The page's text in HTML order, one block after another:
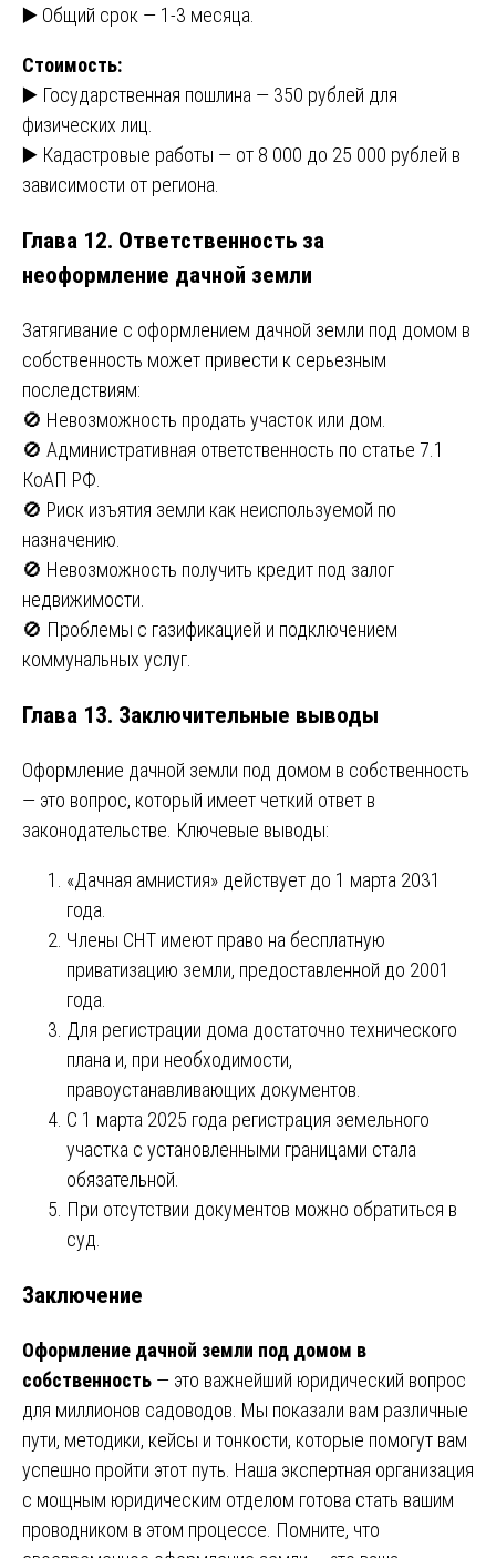
▶️ Общий срок — 1-3 месяца.
Стоимость:
▶️ Государственная пошлина — 350 рублей для
физических лиц.
▶️ Кадастровые работы — от 8 000 до 25 000 рублей в
зависимости от региона.
Глава 12. Ответственность за
неоформление дачной земли
Затягивание с оформлением дачной земли под домом в
собственность может привести к серьезным
последствиям:
🚫 Невозможность продать участок или дом.
🚫 Административная ответственность по статье 7.1
КоАП РФ.
🚫 Риск изъятия земли как неиспользуемой по
назначению.
🚫 Невозможность получить кредит под залог
недвижимости.
🚫 Проблемы с газификацией и подключением
коммунальных услуг.
Глава 13. Заключительные выводы
Оформление дачной земли под домом в собственность
— это вопрос, который имеет четкий ответ в
законодательстве. Ключевые выводы:
«Дачная амнистия» действует до 1 марта 2031
года.
Члены СНТ имеют право на бесплатную
приватизацию земли, предоставленной до 2001
года.
Для регистрации дома достаточно технического
плана и, при необходимости,
правоустанавливающих документов.
С 1 марта 2025 года регистрация земельного
участка с установленными границами стала
обязательной.
При отсутствии документов можно обратиться в
суд.
Заключение
Оформление дачной земли под домом в
собственность — это важнейший юридический вопрос
для миллионов садоводов. Мы показали вам различные
пути, методики, кейсы и тонкости, которые помогут вам
успешно пройти этот путь. Наша экспертная организация
с мощным юридическим отделом готова стать вашим
проводником в этом процессе. Помните, что